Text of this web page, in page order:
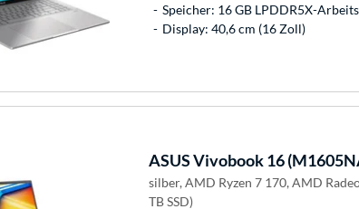
Speicher: 16 GB LPDDR5X-
Display: 40,6 cm (16 Zoll)
ASUSVivobook 16
silber, AMD Ryzen 7 170, AMD
TB SSD)